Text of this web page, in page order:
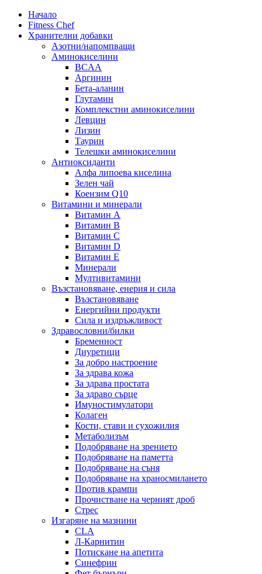
Начало
Fitness Chef
Хранителни добавки
Азотни/напомпващи
Аминокиселини
BCAA
Аргинин
Бета-аланин
Глутамин
Комплекстни аминокиселини
Левцин
Лизин
Таурин
Телешки аминокиселини
Антиоксиданти
Алфа липоева киселина
Зелен чай
Коензим Q10
Витамини и минерали
Витамин А
Витамин B
Витамин C
Витамин D
Витамин E
Минерали
Мултивитамини
Възстановяване, енерия и сила
Възстановяване
Енергийни продукти
Сила и издръжливост
Здравословни/билки
Бременност
Диуретици
За добро настроение
За здрава кожа
За здрава простата
За здраво сърце
Имуностимулатори
Колаген
Кости, стави и сухожилия
Метаболизъм
Подобряване на зрението
Подобряване на паметта
Подобряване на съня
Подобряване на храносмилането
Против крампи
Прочистване на черният дроб
Стрес
Изгаряне на мазнини
CLA
Л-Карнитин
Потискане на апетита
Синефрин